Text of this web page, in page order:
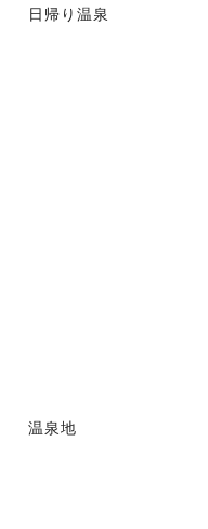
日帰り温泉
温泉地